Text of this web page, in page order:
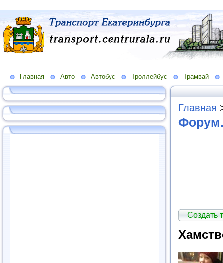
Главная Авто Автобус Троллейбус Трамвай
Главная
Создать